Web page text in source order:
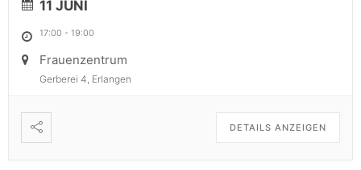
11 JUNI
17:00 - 19:00
Frauenzentrum
Gerberei 4, Erlangen
DETAILS ANZEIGEN